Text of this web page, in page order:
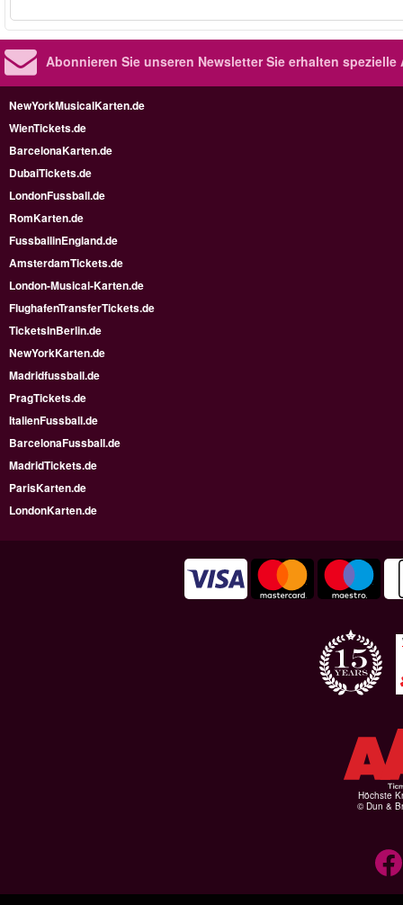
Abonnieren Sie unseren NewsletterSie erhalten spezielle
NewYorkMusicalKarten.de
WienTickets.de
BarcelonaKarten.de
DubaiTickets.de
LondonFussball.de
RomKarten.de
FussballinEngland.de
AmsterdamTickets.de
London-Musical-Karten.de
FlughafenTransferTickets.de
TicketsInBerlin.de
NewYorkKarten.de
Madridfussball.de
PragTickets.de
ItalienFussball.de
BarcelonaFussball.de
MadridTickets.de
ParisKarten.de
LondonKarten.de
Höchste
© Dun &